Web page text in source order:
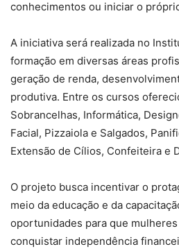
conhecimentos ou iniciar o
A iniciativa será realizada no
formação em diversas áreas
geração de renda,
produtiva. Entre os cursos
Sobrancelhas, Informática,
Facial, Pizzaiola e Salgados,
Extensão de Cílios, Confeiteira e
O projeto busca incentivar o
meio da educação e da
oportunidades para que
conquistar independência